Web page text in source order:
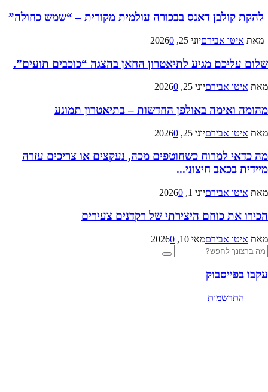
להקת קולבן דאנס בבכורה עולמית מקורית – “שמש כחולה”
מאת איטו אבירםיוני 25, 2026 0
שלום עליכם מגיע לתיאטרון החאן בהצגה “כוכבים תועים”.
מאת איטו אבירםיוני 25, 2026 0
מהומה ואימה באולפן החדשות – בתיאטרון תמונע
מאת איטו אבירםיוני 25, 2026 0
מה כדאי למרוח כשחוטפים מכה, נעקצים או צריכים עזרה
מיידית בכאב חיצוני...
מאת איטו אבירםיוני 1, 2026 0
הכירו את כוחם היצירתי של רקדנים צעירים
מאת איטו אבירםמאי 10, 2026
0
Search
for:
Search
עקבו בפייסבוק
התרשמות